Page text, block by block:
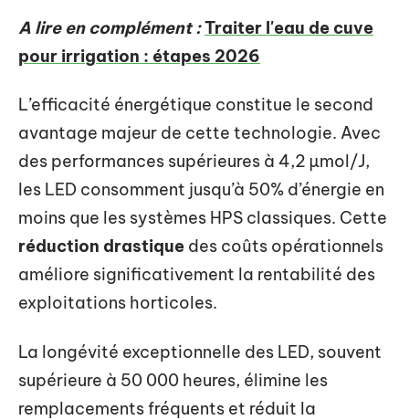
A lire en complément :Traiter l'eau de cuve
pour irrigation : étapes 2026
L’efficacité énergétique constitue le second
avantage majeur de cette technologie. Avec
des performances supérieures à 4,2 µmol/J,
les LED consomment jusqu’à 50% d’énergie en
moins que les systèmes HPS classiques. Cette
réduction drastique des coûts opérationnels
améliore significativement la rentabilité des
exploitations horticoles.
La longévité exceptionnelle des LED, souvent
supérieure à 50 000 heures, élimine les
remplacements fréquents et réduit la